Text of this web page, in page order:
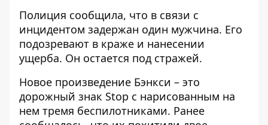
Полиция сообщила, что в связи с
инцидентом задержан один мужчина. Его
подозревают в краже и нанесении
ущерба. Он остается под стражей.
Новое произведение Бэнкси – это
дорожный знак Stop с нарисованным на
нем тремя беспилотниками. Ранее